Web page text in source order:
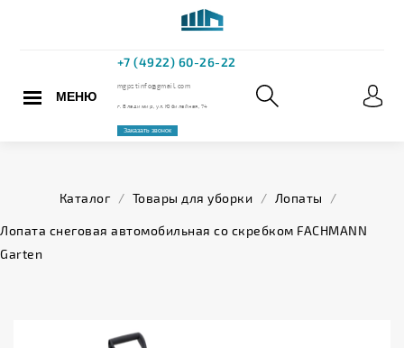
МЕНЮ
Каталог / Товары для уборки / Лопаты /
Лопата снеговая автомобильная со скребком FACHMANN
Garten